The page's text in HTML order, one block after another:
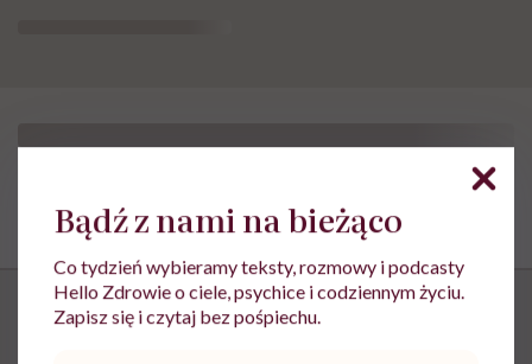
Bądź z nami na bieżąco
Co tydzień wybieramy teksty, rozmowy i podcasty
Hello Zdrowie o ciele, psychice i codziennym życiu.
Zapisz się i czytaj bez pośpiechu.